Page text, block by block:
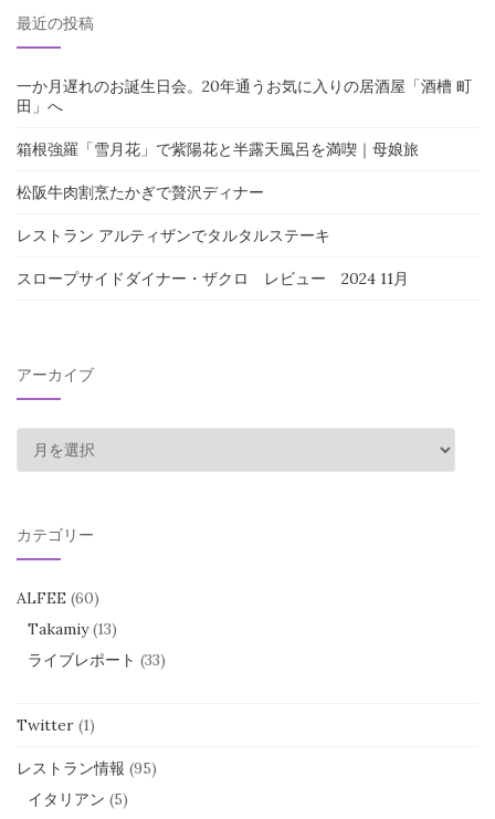
ゲ
ー
シ
ョ
ン
象:
最近の投稿
一か月遅れのお誕生日会。20年通うお気に入りの居酒屋「酒槽 町
田」へ
箱根強羅「雪月花」で紫陽花と半露天風呂を満喫｜母娘旅
松阪牛肉割烹たかぎで贅沢ディナー
レストラン アルティザンでタルタルステーキ
スロープサイドダイナー・ザクロ レビュー 2024 11月
アーカイブ
ー
イ
ブ
カテゴリー
ALFEE (60)
Takamiy(13)
ライブレポート (33)
Twitter (1)
レストラン情報 (95)
イタリアン (5)